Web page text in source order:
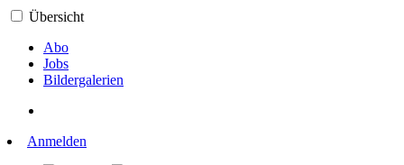
Übersicht
Abo
Jobs
Bildergalerien
Anmelden